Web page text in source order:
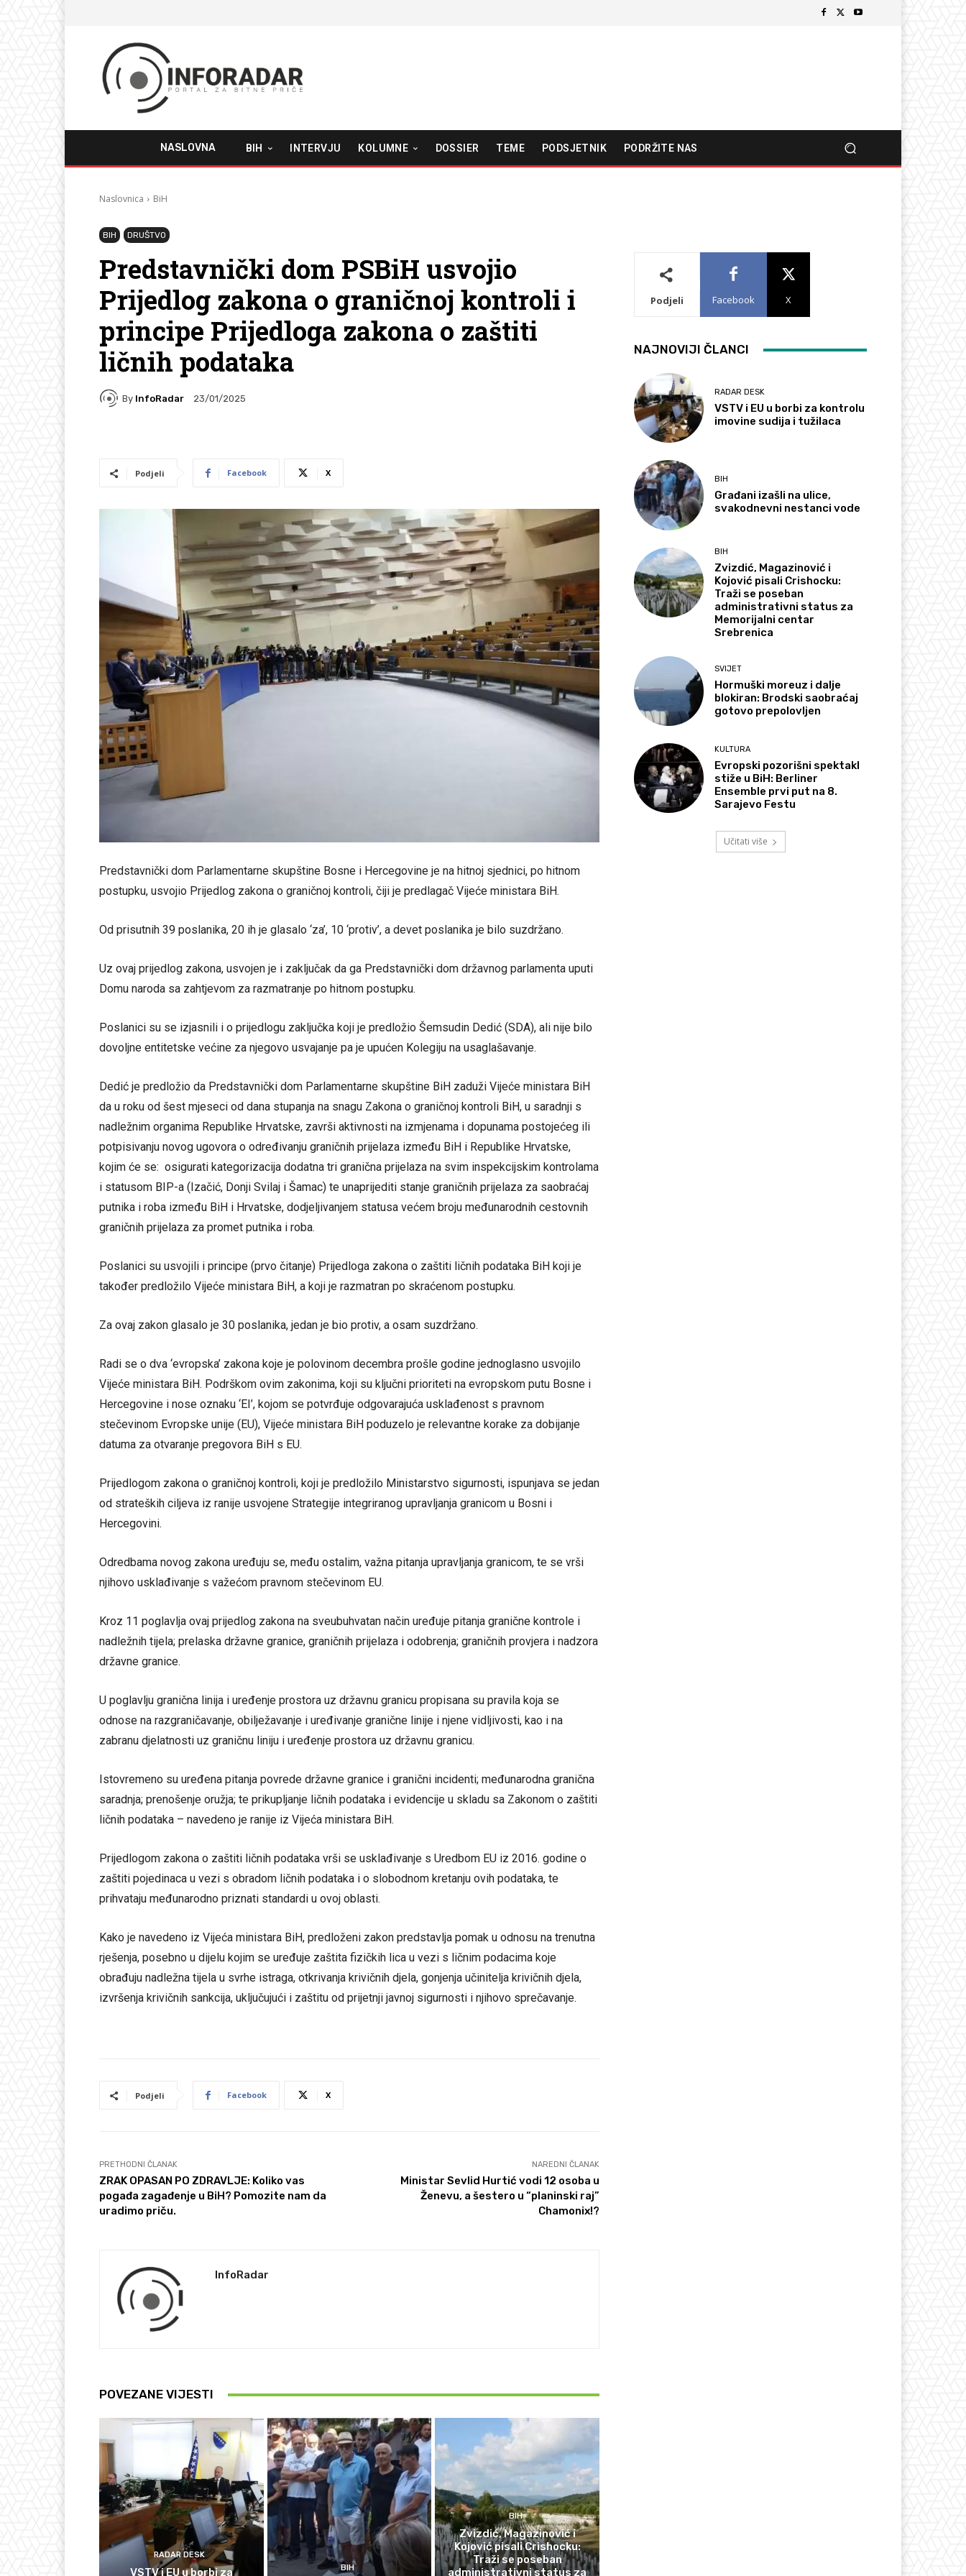
NASLOVNA BIH INTERVJU KOLUMNE DOSSIER TEME PODSJETNIK PODRŽITE NAS
Naslovnica BiH
BIH DRUŠTVO
Predstavnički dom PSBiH usvojio
Prijedlog zakona o graničnoj kontroli i
principe Prijedloga zakona o zaštiti
ličnih podataka
By InfoRadar 23/01/2025
Podjeli Facebook X
Predstavnički dom Parlamentarne skupštine Bosne i Hercegovine je na hitnoj sjednici, po hitnom
postupku, usvojio Prijedlog zakona o graničnoj kontroli, čiji je predlagač Vijeće ministara BiH.
Od prisutnih 39 poslanika, 20 ih je glasalo ‘za’, 10 ‘protiv’, a devet poslanika je bilo suzdržano.
Uz ovaj prijedlog zakona, usvojen je i zaključak da ga Predstavnički dom državnog parlamenta uputi
Domu naroda sa zahtjevom za razmatranje po hitnom postupku.
Poslanici su se izjasnili i o prijedlogu zaključka koji je predložio Šemsudin Dedić (SDA), ali nije bilo
dovoljne entitetske većine za njegovo usvajanje pa je upućen Kolegiju na usaglašavanje.
Dedić je predložio da Predstavnički dom Parlamentarne skupštine BiH zaduži Vijeće ministara BiH
da u roku od šest mjeseci od dana stupanja na snagu Zakona o graničnoj kontroli BiH, u saradnji s
nadležnim organima Republike Hrvatske, završi aktivnosti na izmjenama i dopunama postojećeg ili
potpisivanju novog ugovora o određivanju graničnih prijelaza između BiH i Republike Hrvatske,
kojim će se: osigurati kategorizacija dodatna tri granična prijelaza na svim inspekcijskim kontrolama
i statusom BIP-a (Izačić, Donji Svilaj i Šamac) te unaprijediti stanje graničnih prijelaza za saobraćaj
putnika i roba između BiH i Hrvatske, dodjeljivanjem statusa većem broju međunarodnih cestovnih
graničnih prijelaza za promet putnika i roba.
Poslanici su usvojili i principe (prvo čitanje) Prijedloga zakona o zaštiti ličnih podataka BiH koji je
također predložilo Vijeće ministara BiH, a koji je razmatran po skraćenom postupku.
Za ovaj zakon glasalo je 30 poslanika, jedan je bio protiv, a osam suzdržano.
Radi se o dva ‘evropska’ zakona koje je polovinom decembra prošle godine jednoglasno usvojilo
Vijeće ministara BiH. Podrškom ovim zakonima, koji su ključni prioriteti na evropskom putu Bosne i
Hercegovine i nose oznaku ‘EI’, kojom se potvrđuje odgovarajuća usklađenost s pravnom
stečevinom Evropske unije (EU), Vijeće ministara BiH poduzelo je relevantne korake za dobijanje
datuma za otvaranje pregovora BiH s EU.
Prijedlogom zakona o graničnoj kontroli, koji je predložilo Ministarstvo sigurnosti, ispunjava se jedan
od strateških ciljeva iz ranije usvojene Strategije integriranog upravljanja granicom u Bosni i
Hercegovini.
Odredbama novog zakona uređuju se, među ostalim, važna pitanja upravljanja granicom, te se vrši
njihovo usklađivanje s važećom pravnom stečevinom EU.
Kroz 11 poglavlja ovaj prijedlog zakona na sveubuhvatan način uređuje pitanja granične kontrole i
nadležnih tijela; prelaska državne granice, graničnih prijelaza i odobrenja; graničnih provjera i nadzora
državne granice.
U poglavlju granična linija i uređenje prostora uz državnu granicu propisana su pravila koja se
odnose na razgraničavanje, obilježavanje i uređivanje granične linije i njene vidljivosti, kao i na
zabranu djelatnosti uz graničnu liniju i uređenje prostora uz državnu granicu.
Istovremeno su uređena pitanja povrede državne granice i granični incidenti; međunarodna granična
saradnja; prenošenje oružja; te prikupljanje ličnih podataka i evidencije u skladu sa Zakonom o zaštiti
ličnih podataka – navedeno je ranije iz Vijeća ministara BiH.
Prijedlogom zakona o zaštiti ličnih podataka vrši se usklađivanje s Uredbom EU iz 2016. godine o
zaštiti pojedinaca u vezi s obradom ličnih podataka i o slobodnom kretanju ovih podataka, te
prihvataju međunarodno priznati standardi u ovoj oblasti.
Kako je navedeno iz Vijeća ministara BiH, predloženi zakon predstavlja pomak u odnosu na trenutna
rješenja, posebno u dijelu kojim se uređuje zaštita fizičkih lica u vezi s ličnim podacima koje
obrađuju nadležna tijela u svrhe istraga, otkrivanja krivičnih djela, gonjenja učinitelja krivičnih djela,
izvršenja krivičnih sankcija, uključujući i zaštitu od prijetnji javnoj sigurnosti i njihovo sprečavanje.
Podjeli Facebook X
PRETHODNI ČLANAK
ZRAK OPASAN PO ZDRAVLJE: Koliko vas
pogađa zagađenje u BiH? Pomozite nam da
uradimo priču.
NAREDNI ČLANAK
Ministar Sevlid Hurtić vodi 12 osoba u
Ženevu, a šestero u “planinski raj”
Chamonix!?
InfoRadar
POVEZANE VIJESTI
RADAR DESK
VSTV i EU u borbi za BIH
BIH
Zvizdić, Magazinović i
Kojović pisali Crishocku:
Traži se poseban
administrativni status za
Podjeli Facebook X
NAJNOVIJI ČLANCI
RADAR DESK
VSTV i EU u borbi za kontrolu
imovine sudija i tužilaca
BIH
Građani izašli na ulice,
svakodnevni nestanci vode
BIH
Zvizdić, Magazinović i
Kojović pisali Crishocku:
Traži se poseban
administrativni status za
Memorijalni centar
Srebrenica
SVIJET
Hormuški moreuz i dalje
blokiran: Brodski saobraćaj
gotovo prepolovljen
KULTURA
Evropski pozorišni spektakl
stiže u BiH: Berliner
Ensemble prvi put na 8.
Sarajevo Festu
Učitati više